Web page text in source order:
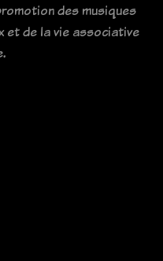
des musiques
et de la vie associative